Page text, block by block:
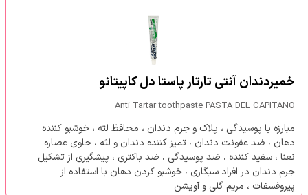
خمیردندان آنتی تارتار پاستا دل کاپیتانو
Anti Tartar toothpaste PASTA DEL CAPITANO
مبارزه با پوسیدگی ، پلاک و جرم دندان ، محافظ لثه ، خوشبو کننده
دهان ، ضد عفونت دندان ، تمیز کننده دندان و لثه ، حاوی عصاره
نعنا ، سفید کننده ، ضد پوسیدگی ، ضد باکتری ، پیشگیری از تشکیل
جرم دندان در افراد سیگاری ، خوشبو کردن دهان با استفاده از
پیروفسفات ، مریم گلی و آویشن